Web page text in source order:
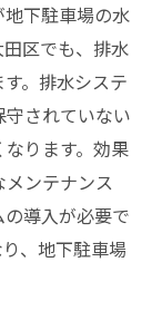
下駐車場の水
区でも、排水
。排水システ
されていない
ります。効果
ンテナンス
導入が必要で
、地下駐車場